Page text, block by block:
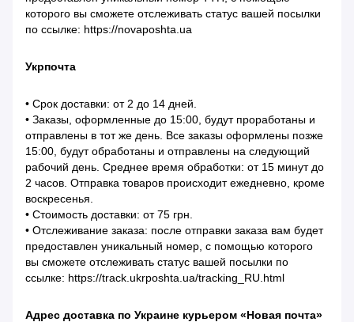
которого вы сможете отслеживать статус вашей посылки
по ссылке: https://novaposhta.ua
Укрпочта
• Срок доставки: от 2 до 14 дней.
• Заказы, оформленные до 15:00, будут проработаны и
отправлены в тот же день. Все заказы оформлены позже
15:00, будут обработаны и отправлены на следующий
рабочий день. Среднее время обработки: от 15 минут до
2 часов. Отправка товаров происходит ежедневно, кроме
воскресенья.
• Стоимость доставки: от 75 грн.
• Отслеживание заказа: после отправки заказа вам будет
предоставлен уникальный номер, с помощью которого
вы сможете отслеживать статус вашей посылки по
ссылке: https://track.ukrposhta.ua/tracking_RU.html
Адрес доставка по Украине курьером «Новая почта»